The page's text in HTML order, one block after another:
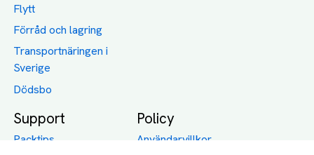
Flytt
Förråd och lagring
Transportnäringen i
Sverige
Dödsbo
Support
Packtips
Policy
Användarvillkor